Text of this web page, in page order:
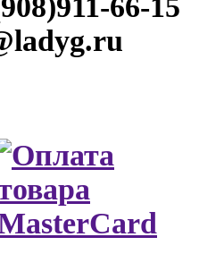
66-15